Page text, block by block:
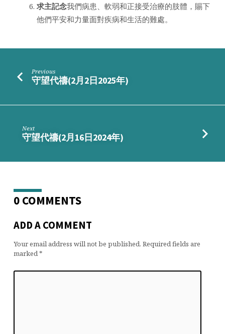
求主記念我們病患、軟弱和正接受治療的肢體，賜下
他們平安和力量面對疾病和生活的難處。
Previous
守望代禱(2月2日2025年)
Next
守望代禱(2月16日2024年)
0 COMMENTS
ADD A COMMENT
Your email address will not be published. Required fields are
marked*